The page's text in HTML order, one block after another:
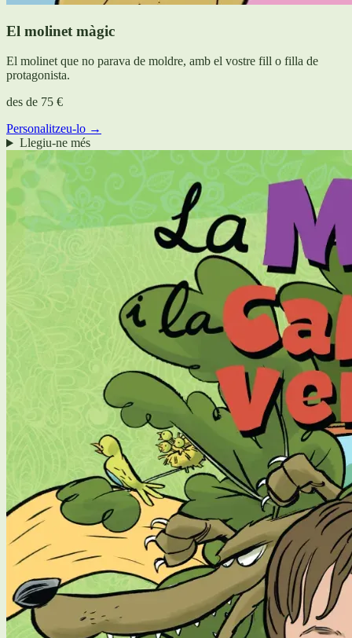
El molinet màgic
El molinet que no parava de moldre, amb el vostre fill o filla de
protagonista.
des de 75 €
Personalitzeu-lo →
Llegiu-ne més